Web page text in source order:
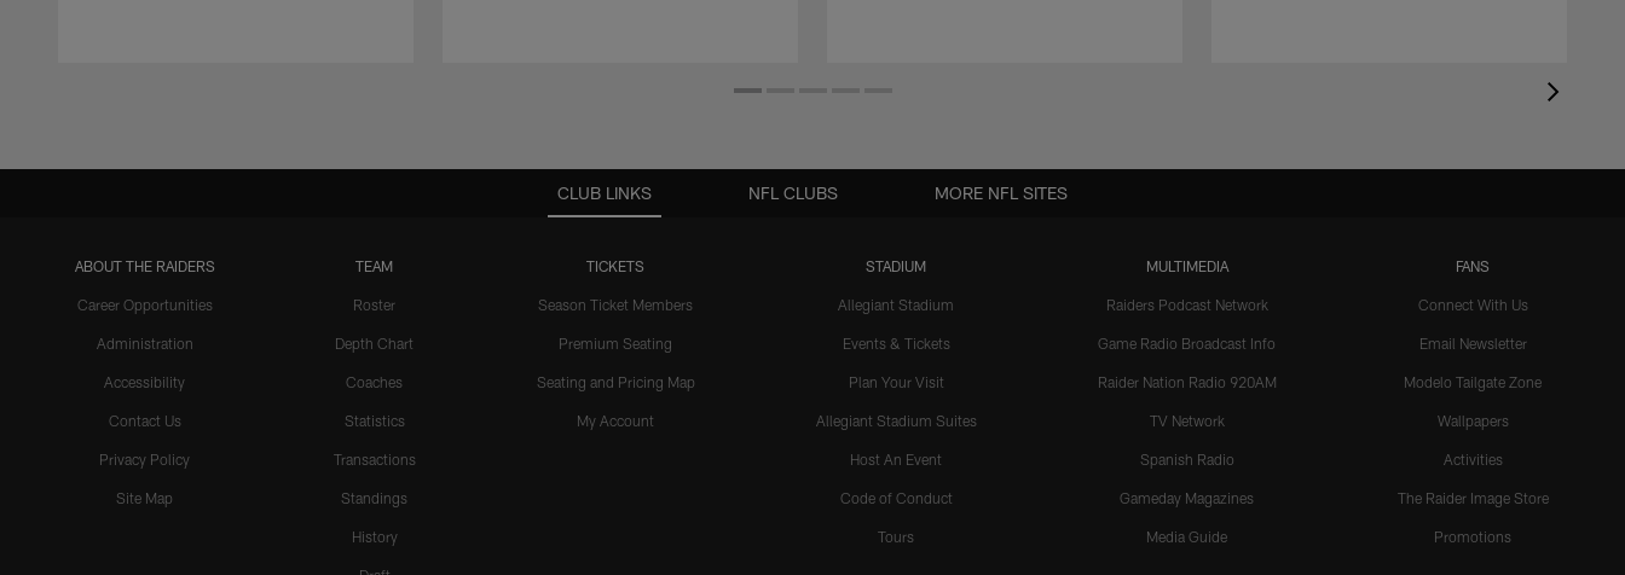
CLUB LINKS
ABOUT THE RAIDERS
Career Opportunities
Administration
Accessibility
Contact Us
Privacy Policy
Site Map
TEAM
Roster
Depth Chart
Coaches
Statistics
Transactions
Standings
History
TICKETS
Season Ticket Members
Premium Seating
Seating and Pricing Map
My Account
STADIUM
Allegiant Stadium
Events & Tickets
Plan Your Visit
Allegiant Stadium Suites
Host An Event
Code of Conduct
Tours
MULTIMEDIA
Raiders Podcast Network
Game Radio Broadcast Info
Raider Nation Radio 920AM
TV Network
Spanish Radio
Gameday Magazines
Media Guide
FANS
Connect With Us
Email Newsletter
Modelo Tailgate Zone
Wallpapers
Activities
The Raider Image Store
Promotions
NFL CLUBS MORE NFL SITES